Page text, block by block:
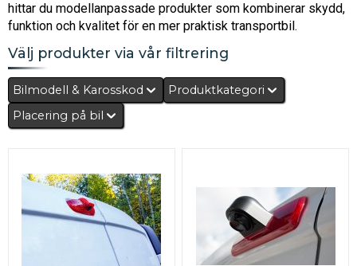
hittar du modellanpassade produkter som kombinerar skydd,
funktion och kvalitet för en mer praktisk transportbil.
Välj produkter via vår filtrering
Bilmodell & Karosskod
Produktkategori
Placering på bil